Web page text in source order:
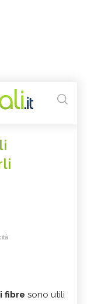
fibre sono utili